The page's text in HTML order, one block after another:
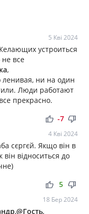
5 Кві 2024
устроиться
все
,
ленивая, ни на один
Люди работают
прекрасно.
thumb_up thumb_down
-7
4 Кві 2024
сєргєй. Якщо він в
він відноситься до
thumb_up thumb_down
5
18 Бер 2024
,@Гость,